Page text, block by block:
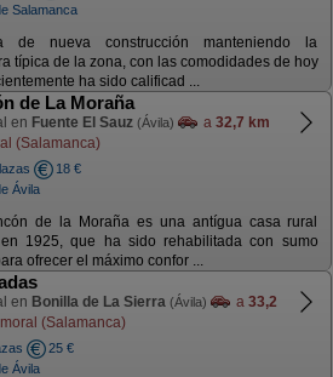
Salamanca
de nueva construcción manteniendo la
típica de la zona, con las comodidades de hoy
ha sido calificad ...
de La Moraña
en Fuente El Sauz (Ávila) a 32,7 km
(Salamanca)
18 €
Ávila
de la Moraña es una antígua casa rural
1925, que ha sido rehabilitada con sumo
ofrecer el máximo confor ...
en Bonilla de La Sierra (Ávila) a 33,2
(Salamanca)
25 €
Ávila